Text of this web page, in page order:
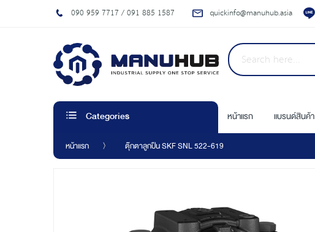
090 959 7717 / 091 885 1587 quickinfo@manuhub.asia
Categories หน้าแรก แบรนด์สินค้า
หน้าแรก ตุ๊กตาลูกปืน SKF SNL 522-619